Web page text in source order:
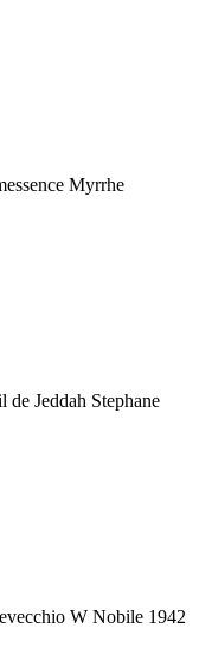
Myrrhe
de Jeddah Stephane
W Nobile 1942